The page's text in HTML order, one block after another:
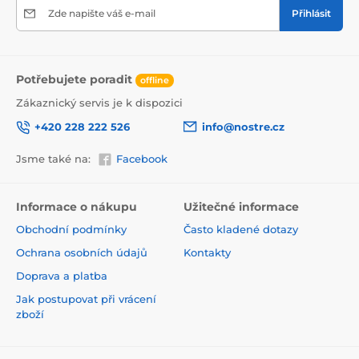
prostor. Barvy splňují přísné normy a pyšní se certifikací
zdravotní nezávadnost.
Zde napište váš e-mail Přihlásit
Potřebujete poradit offline
Zákaznický servis je k dispozici
+420 228 222 526
info@nostre.cz
Jsme také na: Facebook
Informace o nákupu
Obchodní podmínky
Ochrana osobních údajů
Doprava a platba
Jak postupovat při vrácení
zboží
Užitečné informace
Často kladené dotazy
Kontakty